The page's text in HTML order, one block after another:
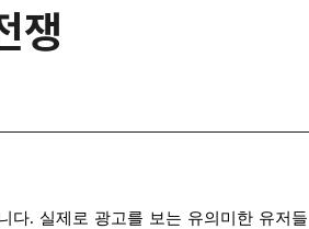
쟁
다. 실제로 광고를 보는 유의미한 유저들